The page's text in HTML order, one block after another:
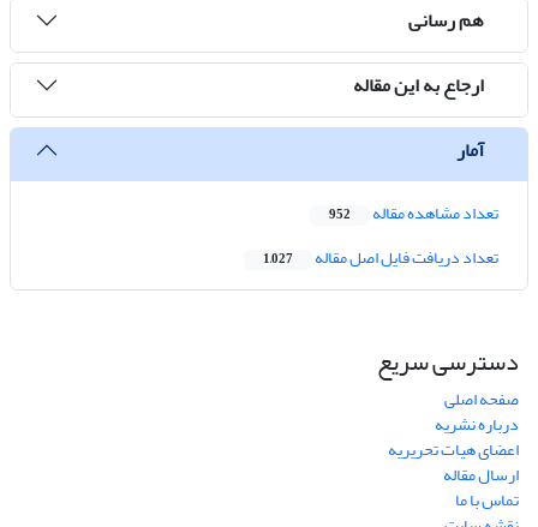
هم رسانی
ارجاع به این مقاله
آمار
تعداد مشاهده مقاله 952
تعداد دریافت فایل اصل مقاله 1,027
دسترسی سریع
صفحه اصلی
درباره نشریه
اعضای هیات تحریریه
ارسال مقاله
تماس با ما